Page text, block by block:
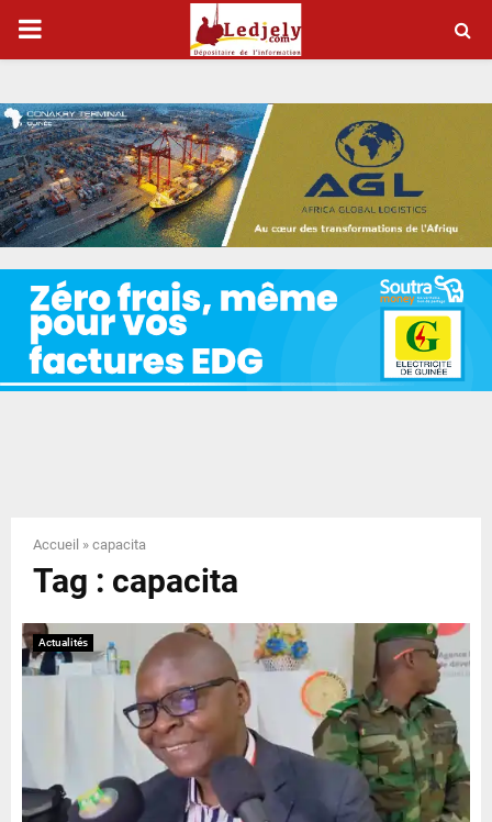
P
I
M
A
Y
N
U
Accueil » capacita
Tag : capacita
Actualités